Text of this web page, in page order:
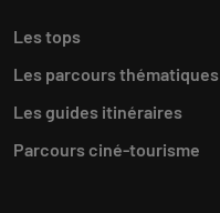
Les tops
Les parcours thématiques
Les guides itinéraires
Parcours ciné-tourisme